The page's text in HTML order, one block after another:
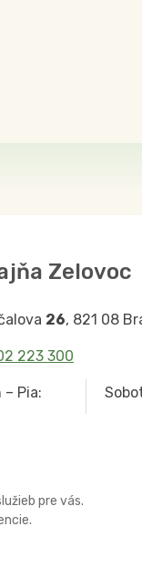
pre vás.
Zelovoc
26, 821 08
223 300
– Pia: